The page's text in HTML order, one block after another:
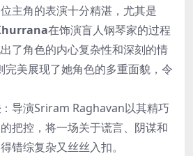
位主角的表演十分精湛，尤其是
在饰演盲人钢琴家的过程
了角色的内心复杂性和深刻的情
完美展现了她角色的多重面貌，令
：导演Sriram Raghavan以其精巧
把控，将一场关于谎言、阴谋和
错综复杂又丝丝入扣。